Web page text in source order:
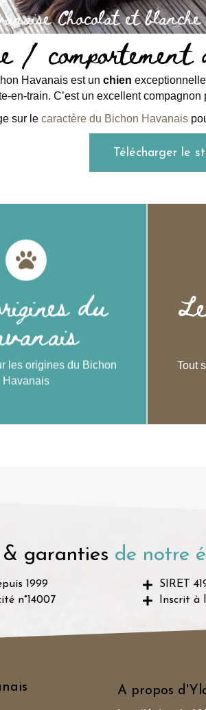
Chocolat et blanche
/
Havanais est un chien
en-train. C’est un excellent compagnon
sur le caractère du Bichon Havanais
Télécharger le
du
les origines du Bichon
Havanais
du
serait un petit chien
avant de devenir
compagnie préféré
les origines du
Tout
Le
& garanties de notre
1999
n°14007
SIRET
Inscrit à
A propos